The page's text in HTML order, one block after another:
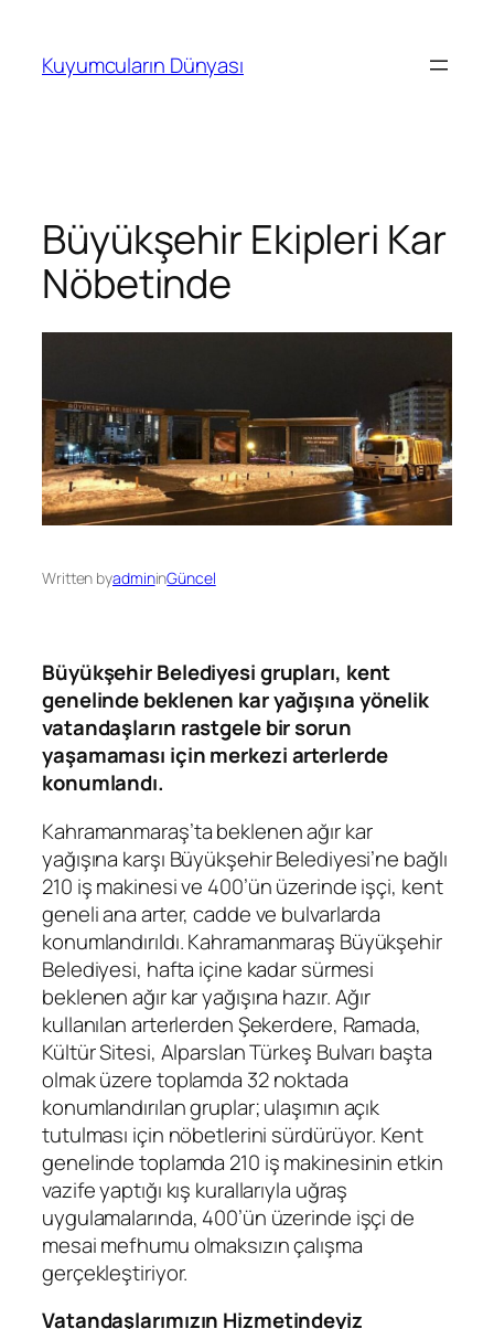
Kuyumcuların Dünyası
Büyükşehir Ekipleri Kar
Nöbetinde
Written byadmininGüncel
Büyükşehir Belediyesi grupları, kent
genelinde beklenen kar yağışına yönelik
vatandaşların rastgele bir sorun
yaşamaması için merkezi arterlerde
konumlandı.
Kahramanmaraş’ta beklenen ağır kar
yağışına karşı Büyükşehir Belediyesi’ne bağlı
210 iş makinesi ve 400’ün üzerinde işçi, kent
geneli ana arter, cadde ve bulvarlarda
konumlandırıldı. Kahramanmaraş Büyükşehir
Belediyesi, hafta içine kadar sürmesi
beklenen ağır kar yağışına hazır. Ağır
kullanılan arterlerden Şekerdere, Ramada,
Kültür Sitesi, Alparslan Türkeş Bulvarı başta
olmak üzere toplamda 32 noktada
konumlandırılan gruplar; ulaşımın açık
tutulması için nöbetlerini sürdürüyor. Kent
genelinde toplamda 210 iş makinesinin etkin
vazife yaptığı kış kurallarıyla uğraş
uygulamalarında, 400’ün üzerinde işçi de
mesai mefhumu olmaksızın çalışma
gerçekleştiriyor.
Vatandaşlarımızın Hizmetindeyiz